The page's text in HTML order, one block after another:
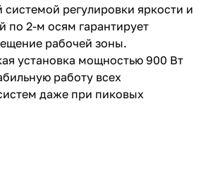
системой регулировки яркости и
по 2-м осям гарантирует
рабочей зоны.
установка мощностью 900 Вт
работу всех
даже при пиковых